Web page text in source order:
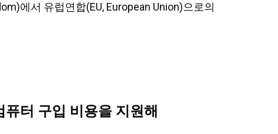
에서 유럽연합(EU, European Union)으로의
터 구입 비용을 지원해